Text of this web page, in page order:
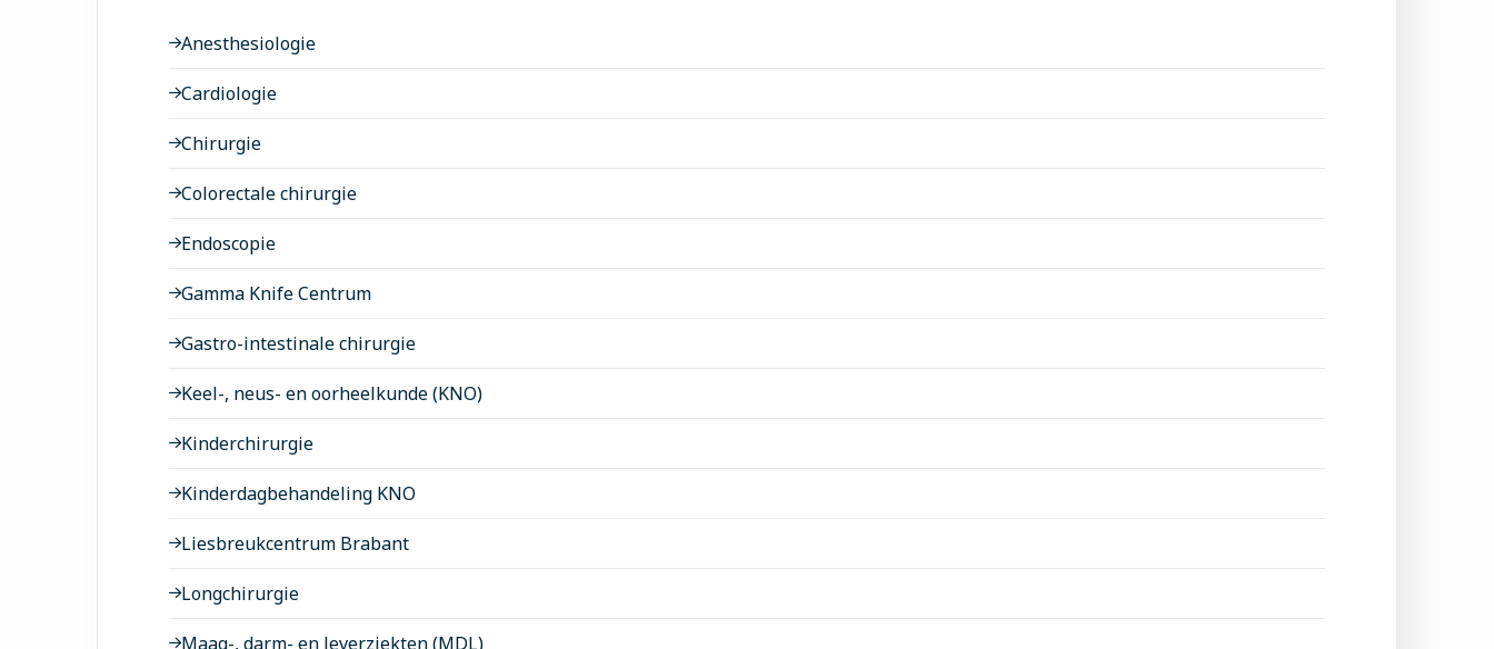
Anesthesiologie
Cardiologie
Chirurgie
Colorectale chirurgie
Endoscopie
Gamma Knife Centrum
Gastro-intestinale chirurgie
Keel-, neus- en oorheelkunde (KNO)
Kinderchirurgie
Kinderdagbehandeling KNO
Liesbreukcentrum Brabant
Longchirurgie
Maag-, darm- en leverziekten (MDL)